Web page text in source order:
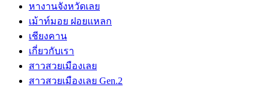
หางานจังหวัดเลย
เม้าท์มอย ฝอยแหลก
เชียงคาน
เกี่ยวกับเรา
สาวสวยเมืองเลย
สาวสวยเมืองเลย Gen.2